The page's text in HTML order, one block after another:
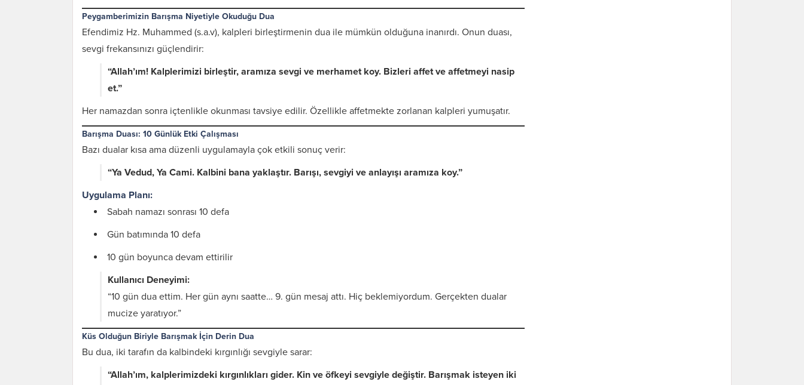
Peygamberimizin Barışma Niyetiyle Okuduğu Dua
Efendimiz Hz. Muhammed (s.a.v), kalpleri birleştirmenin dua ile mümkün olduğuna inanırdı. Onun duası,
sevgi frekansınızı güçlendirir:
“Allah’ım! Kalplerimizi birleştir, aramıza sevgi ve merhamet koy. Bizleri affet ve affetmeyi nasip
et.”
Her namazdan sonra içtenlikle okunması tavsiye edilir. Özellikle affetmekte zorlanan kalpleri yumuşatır.
Barışma Duası: 10 Günlük Etki Çalışması
Bazı dualar kısa ama düzenli uygulamayla çok etkili sonuç verir:
“Ya Vedud, Ya Cami. Kalbini bana yaklaştır. Barışı, sevgiyi ve anlayışı aramıza koy.”
Uygulama Planı:
Sabah namazı sonrası 10 defa
Gün batımında 10 defa
10 gün boyunca devam ettirilir
Kullanıcı Deneyimi:
“10 gün dua ettim. Her gün aynı saatte… 9. gün mesaj attı. Hiç beklemiyordum. Gerçekten dualar
mucize yaratıyor.”
Küs Olduğun Biriyle Barışmak İçin Derin Dua
Bu dua, iki tarafın da kalbindeki kırgınlığı sevgiyle sarar:
“Allah’ım, kalplerimizdeki kırgınlıkları gider. Kin ve öfkeyi sevgiyle değiştir. Barışmak isteyen iki